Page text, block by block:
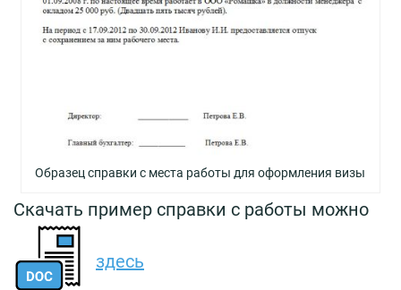
Образец справки с места работы для оформления визы
Скачать пример справки с работы можно
здесь